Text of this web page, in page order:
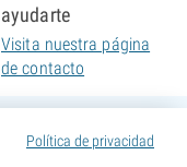
Política de privacidad
ayudarte
Visita nuestra página
de contacto